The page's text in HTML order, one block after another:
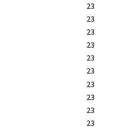
23
23
23
23
23
23
23
23
23
23